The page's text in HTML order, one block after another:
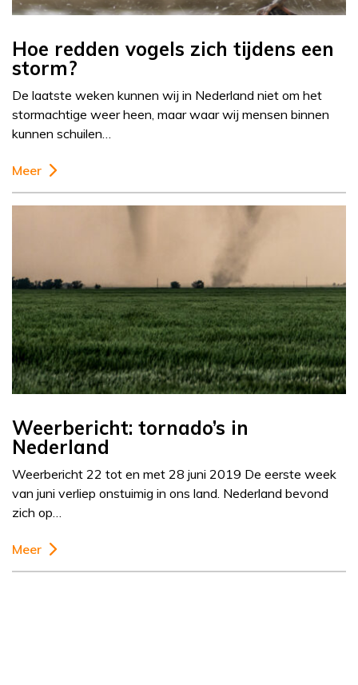
Hoe redden vogels zich tijdens een
storm?
De laatste weken kunnen wij in Nederland niet om het
stormachtige weer heen, maar waar wij mensen binnen
kunnen schuilen…
Meer
Weerbericht: tornado’s in
Nederland
Weerbericht 22 tot en met 28 juni 2019 De eerste week
van juni verliep onstuimig in ons land. Nederland bevond
zich op…
Meer